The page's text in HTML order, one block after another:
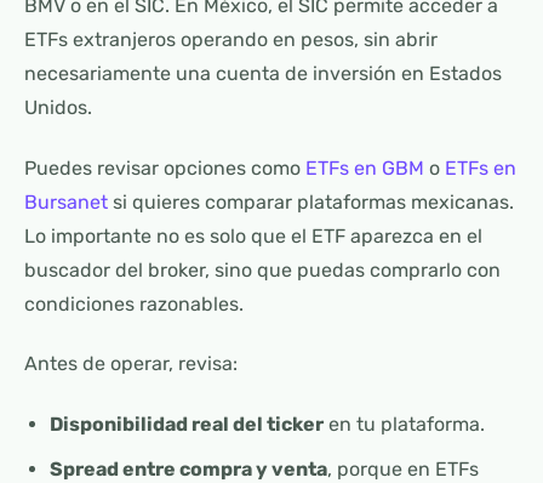
BMV o en el SIC. En México, el SIC permite acceder a
ETFs extranjeros operando en pesos, sin abrir
necesariamente una cuenta de inversión en Estados
Unidos.
Puedes revisar opciones como ETFs en GBM o ETFs en
Bursanet si quieres comparar plataformas mexicanas.
Lo importante no es solo que el ETF aparezca en el
buscador del broker, sino que puedas comprarlo con
condiciones razonables.
Antes de operar, revisa:
Disponibilidad real del tickeren tu plataforma.
Spread entre compra y venta, porque en ETFs